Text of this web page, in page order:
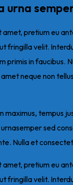
urna
pretium eu
fringilla velit.
primis in faucibus.
amet neque non
maximus, tempus
sed
Nulla et
pretium eu
fringilla velit.